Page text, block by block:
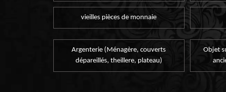
vieilles pièces de monnaie
Argenterie (Ménagère, couverts
dépareillés, theillere, plateau)
Objet